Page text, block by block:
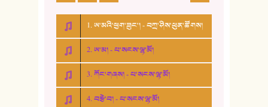
1. ཨ་མའི་ཕྱག་ཟུང་། - བཀྲ་ཤིས་ཕུན་ཚོགས།
2. ཨ་མ། - པ་སངས་ལྷ་མོ།
3. ཀོང་གཞས། - པ་སངས་ལྷ་མོ།
4. བརྩེ་བ། - པ་སངས་ལྷ་མོ།